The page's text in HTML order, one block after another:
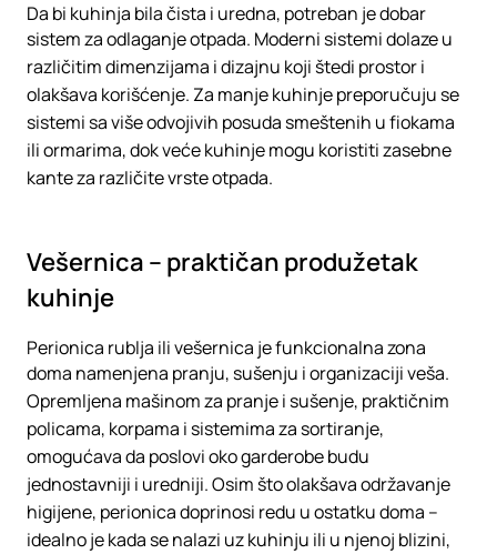
Da bi kuhinja bila čista i uredna, potreban je dobar
sistem za odlaganje otpada. Moderni sistemi dolaze u
različitim dimenzijama i dizajnu koji štedi prostor i
olakšava korišćenje. Za manje kuhinje preporučuju se
sistemi sa više odvojivih posuda smeštenih u fiokama
ili ormarima, dok veće kuhinje mogu koristiti zasebne
kante za različite vrste otpada.
Vešernica – praktičan produžetak
kuhinje
Perionica rublja ili vešernica je funkcionalna zona
doma namenjena pranju, sušenju i organizaciji veša.
Opremljena mašinom za pranje i sušenje, praktičnim
policama, korpama i sistemima za sortiranje,
omogućava da poslovi oko garderobe budu
jednostavniji i uredniji. Osim što olakšava održavanje
higijene, perionica doprinosi redu u ostatku doma –
idealno je kada se nalazi uz kuhinju ili u njenoj blizini,